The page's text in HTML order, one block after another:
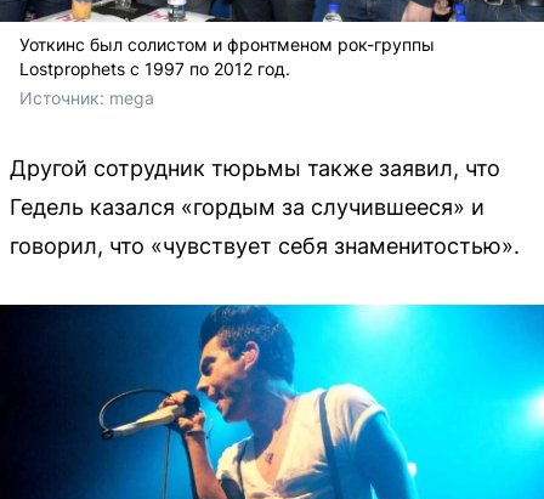
Уоткинс был солистом и фронтменом рок-группы
Lostprophets с 1997 по 2012 год.
Источник: mega
Другой сотрудник тюрьмы также заявил, что
Гедель казался «гордым за случившееся» и
говорил, что «чувствует себя знаменитостью».